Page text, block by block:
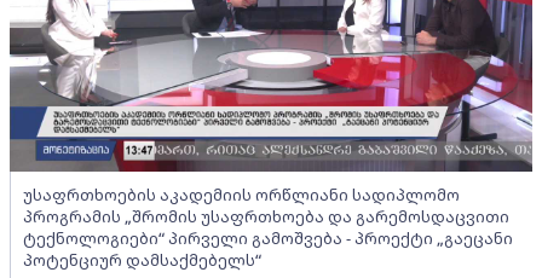
უსაფრთხოების აკადემიის ორწლიანი სადიპლომო
პროგრამის „შრომის უსაფრთხოება და გარემოსდაცვითი
ტექნოლოგიები“ პირველი გამოშვება - პროექტი „გაეცანი
პოტენციურ დამსაქმებელს“